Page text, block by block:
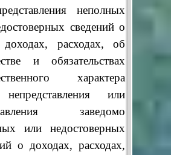
неполных
сведений о
расходах, об
и обязательствах
характера
или
заведомо
или недостоверных
о доходах, расходах,